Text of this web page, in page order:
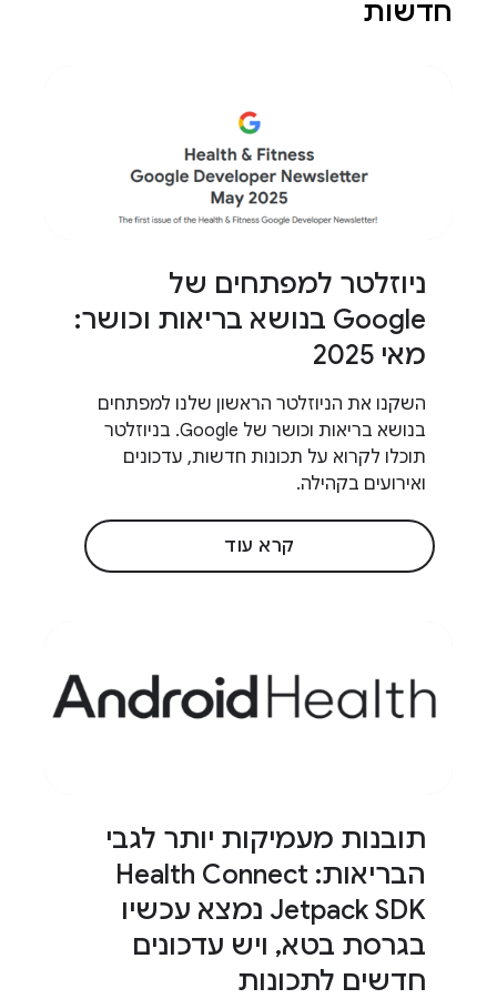
חדשות
ניוזלטר למפתחים של
Google בנושא בריאות וכושר:
מאי 2025
השקנו את הניוזלטר הראשון שלנו למפתחים
בנושא בריאות וכושר של Google. בניוזלטר
תוכלו לקרוא על תכונות חדשות, עדכונים
ואירועים בקהילה.
קרא עוד
תובנות מעמיקות יותר לגבי
הבריאות: Health Connect
Jetpack SDK נמצא עכשיו
בגרסת בטא, ויש עדכונים
חדשים לתכונות